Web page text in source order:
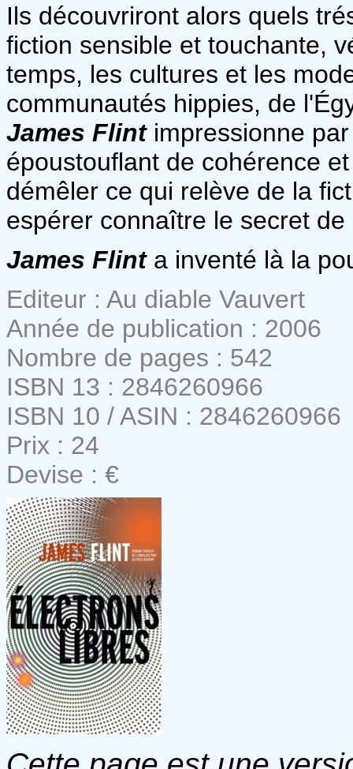
Ils découvriront alors quels
fiction sensible et touchante,
temps, les cultures et les
communautés hippies, de
James Flintimpressionne
époustouflant de cohérence
démêler ce qui relève de la
espérer connaître le secret
James Flinta inventé là la
Editeur : Au diable Vauvert
Année de publication : 2006
Nombre de pages : 542
ISBN 13 : 2846260966
ISBN 10 / ASIN : 2846260966
Prix : 24
Devise : €